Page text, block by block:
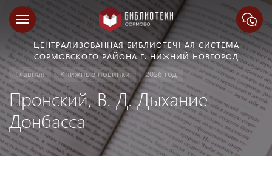
ЦЕНТРАЛИЗОВАННАЯ БИБЛИОТЕЧНАЯ СИСТЕМА
СОРМОВСКОГО РАЙОНА Г. НИЖНИЙ НОВГОРОД
Главная
Книжные новинки 2026 год
Пронский, В. Д. Дыхание
Донбасса